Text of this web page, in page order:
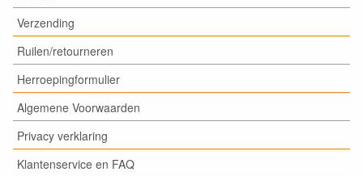
Verzending
Ruilen/retourneren
Herroepingformulier
Algemene Voorwaarden
Privacy verklaring
Klantenservice en FAQ